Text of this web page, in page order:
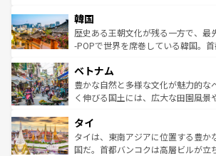
はコンテンツ一覧
いる。アクティビティも充実してお
ビング、ハイキングなど、アウトド
い。オーストラリアの多彩な魅力を
参照してほしい。
ン）、静ひつな山岳地帯である台湾
と山間の静けさが共存しており、訪
驚きをもたらしてくれる。また、奥
容にもいいと評判のスイーツなど、
が味わえる。 なお、新着の台湾情報
照してほしい。
韓国
歴史ある王朝文化が残る一方で、最
-POPで世界を席巻している韓国。
き、地方に足を延ばせば四季折々の
できる。そして、キムチや焼肉、絶
まで、さまざまな韓国料理が待って
リティに包まれながら、韓国の多彩
わってみてほしい。 なお、
覧を参照してほしい。
ベトナム
豊かな自然と多様な文化が魅力的な
く伸びる国土には、広大な田園風景
急速な発展と共に伝統が息づく。ハ
ーチミン市のフランス統治時代の建
醸し出している。また、バラエティ
タイ
タイは、東南アジアに位置する豊か
国だ。首都バンコクは高層ビルが立